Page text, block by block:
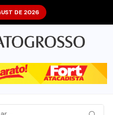
DE 2026